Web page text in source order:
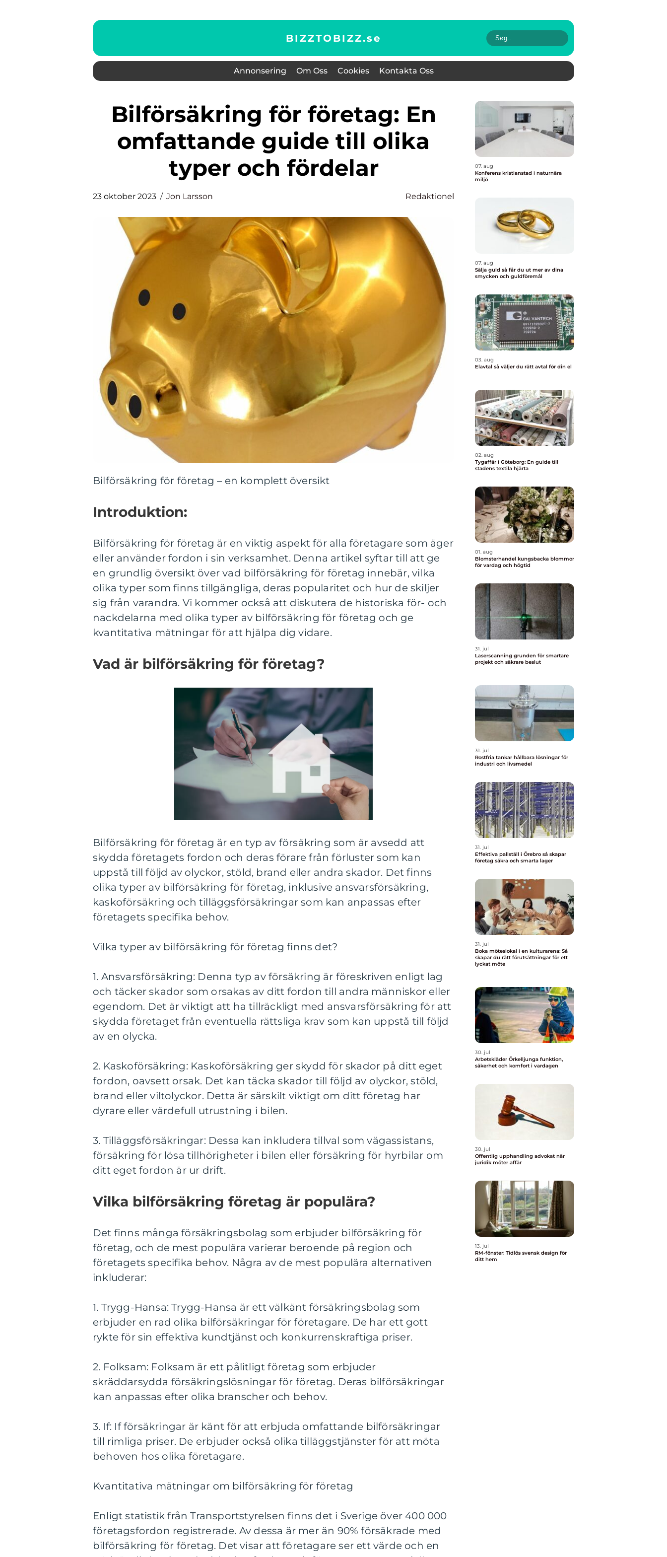
BIZZTOBIZZ.se
Annonsering Om Oss Cookies Kontakta Oss
Bilförsäkring för företag: En
omfattande guide till olika
typer och fördelar
23 oktober 2023 Jon Larsson Redaktionel
Bilförsäkring för företag – en komplett översikt
Introduktion:
Bilförsäkring för företag är en viktig aspekt för alla företagare som äger
eller använder fordon i sin verksamhet. Denna artikel syftar till att ge
en grundlig översikt över vad bilförsäkring för företag innebär, vilka
olika typer som finns tillgängliga, deras popularitet och hur de skiljer
sig från varandra. Vi kommer också att diskutera de historiska för- och
nackdelarna med olika typer av bilförsäkring för företag och ge
kvantitativa mätningar för att hjälpa dig vidare.
Vad är bilförsäkring för företag?
Bilförsäkring för företag är en typ av försäkring som är avsedd att
skydda företagets fordon och deras förare från förluster som kan
uppstå till följd av olyckor, stöld, brand eller andra skador. Det finns
olika typer av bilförsäkring för företag, inklusive ansvarsförsäkring,
kaskoförsäkring och tilläggsförsäkringar som kan anpassas efter
företagets specifika behov.
Vilka typer av bilförsäkring för företag finns det?
1. Ansvarsförsäkring: Denna typ av försäkring är föreskriven enligt lag
och täcker skador som orsakas av ditt fordon till andra människor eller
egendom. Det är viktigt att ha tillräckligt med ansvarsförsäkring för att
skydda företaget från eventuella rättsliga krav som kan uppstå till följd
av en olycka.
2. Kaskoförsäkring: Kaskoförsäkring ger skydd för skador på ditt eget
fordon, oavsett orsak. Det kan täcka skador till följd av olyckor, stöld,
brand eller viltolyckor. Detta är särskilt viktigt om ditt företag har
dyrare eller värdefull utrustning i bilen.
3. Tilläggsförsäkringar: Dessa kan inkludera tillval som vägassistans,
försäkring för lösa tillhörigheter i bilen eller försäkring för hyrbilar om
ditt eget fordon är ur drift.
Vilka bilförsäkring företag är populära?
Det finns många försäkringsbolag som erbjuder bilförsäkring för
företag, och de mest populära varierar beroende på region och
företagets specifika behov. Några av de mest populära alternativen
inkluderar:
1. Trygg-Hansa: Trygg-Hansa är ett välkänt försäkringsbolag som
erbjuder en rad olika bilförsäkringar för företagare. De har ett gott
rykte för sin effektiva kundtjänst och konkurrenskraftiga priser.
2. Folksam: Folksam är ett pålitligt företag som erbjuder
skräddarsydda försäkringslösningar för företag. Deras bilförsäkringar
kan anpassas efter olika branscher och behov.
3. If: If försäkringar är känt för att erbjuda omfattande bilförsäkringar
till rimliga priser. De erbjuder också olika tilläggstjänster för att möta
behoven hos olika företagare.
Kvantitativa mätningar om bilförsäkring för företag
Enligt statistik från Transportstyrelsen finns det i Sverige över 400 000
företagsfordon registrerade. Av dessa är mer än 90% försäkrade med
bilförsäkring för företag. Det visar att företagare ser ett värde och en
07. aug
Konferens kristianstad i naturnära
miljö
07. aug
Sälja guld så får du ut mer av dina
smycken och guldföremål
03. aug
Elavtal så väljer du rätt avtal för din el
02. aug
Tygaffär i Göteborg: En guide till
stadens textila hjärta
01. aug
Blomsterhandel kungsbacka blommor
för vardag och högtid
31. jul
Laserscanning grunden för smartare
projekt och säkrare beslut
31. jul
Rostfria tankar hållbara lösningar för
industri och livsmedel
31. jul
Effektiva pallställ i Örebro så skapar
företag säkra och smarta lager
31. jul
Boka möteslokal i en kulturarena: Så
skapar du rätt förutsättningar för ett
lyckat möte
30. jul
Arbetskläder Örkelljunga funktion,
säkerhet och komfort i vardagen
30. jul
Offentlig upphandling advokat när
juridik möter affär
13. jul
RM-fönster: Tidlös svensk design för
ditt hem